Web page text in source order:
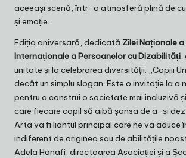
aceeași scenă, într-o atmosferă plină de
și emoție.
Ediția aniversară, dedicată Zilei Naționale a
Internaționale a Persoanelor cu Dizabilități
unitate și la celebrarea diversității. „Copiii
decât un simplu slogan. Este o invitație la a
pentru a construi o societate mai incluzivă
care fiecare copil să aibă șansa de a-și
Arta va fi liantul principal care ne va aduce
indiferent de originea sau de abilitățile
Adela Hanafi, directoarea Asociației și a